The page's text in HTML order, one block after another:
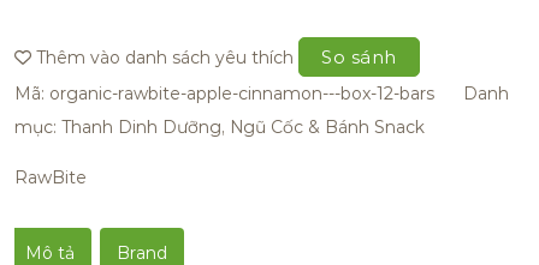
Thêm vào danh sách yêu thích So sánh
Mã: organic-rawbite-apple-cinnamon---box-12-bars
Danh
mục: Thanh Dinh Dưỡng, Ngũ Cốc & Bánh Snack
RawBite
Mô tả Brand